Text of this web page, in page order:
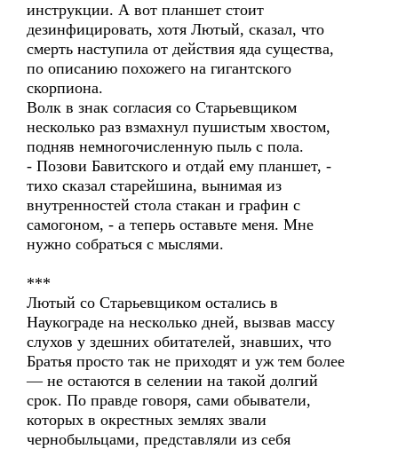
инструкции. А вот планшет стоит
дезинфицировать, хотя Лютый, сказал, что
смерть наступила от действия яда существа,
по описанию похожего на гигантского
скорпиона.
Волк в знак согласия со Старьевщиком
несколько раз взмахнул пушистым хвостом,
подняв немногочисленную пыль с пола.
- Позови Бавитского и отдай ему планшет, -
тихо сказал старейшина, вынимая из
внутренностей стола стакан и графин с
самогоном, - а теперь оставьте меня. Мне
нужно собраться с мыслями.
***
Лютый со Старьевщиком остались в
Наукограде на несколько дней, вызвав массу
слухов у здешних обитателей, знавших, что
Братья просто так не приходят и уж тем более
— не остаются в селении на такой долгий
срок. По правде говоря, сами обыватели,
которых в окрестных землях звали
чернобыльцами, представляли из себя